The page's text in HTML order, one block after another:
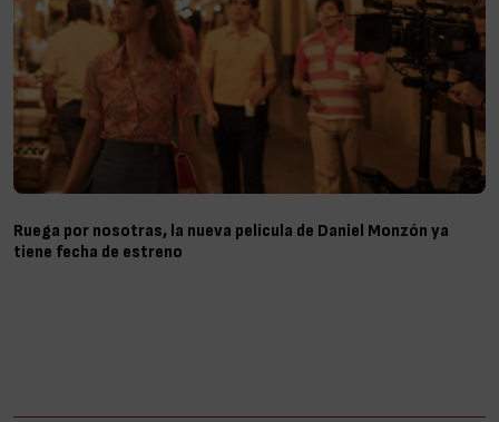
Ruega por nosotras, la nueva película de Daniel Monzón ya
tiene fecha de estreno